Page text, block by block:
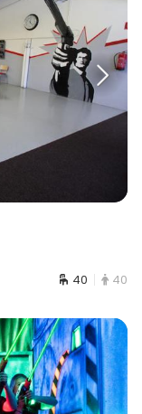
40 40